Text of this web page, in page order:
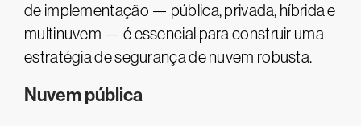
de implementação — pública, privada, híbrida e
multinuvem — é essencial para construir uma
estratégia de segurança de nuvem robusta.
Nuvem pública